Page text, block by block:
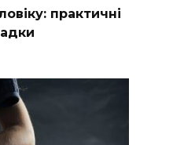
практичні